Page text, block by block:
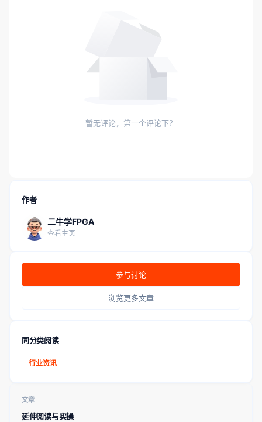
暂无评论，第一个评论下？
作者
二牛学FPGA
查看主页
参与讨论
浏览更多文章
同分类阅读
行业资讯
文章
延伸阅读与实操